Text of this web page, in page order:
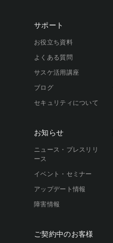
サポート
お役立ち資料
よくある質問
サスケ活用講座
ブログ
セキュリティについて
お知らせ
ニュース・プレスリリ
ース
イベント・セミナー
アップデート情報
障害情報
ご契約中のお客様